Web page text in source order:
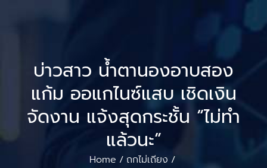
บ่าวสาว น้ำตานองอาบสอง
แก้ม ออแกไนซ์แสบ เชิดเงิน
จัดงาน แจ้งสุดกระชั้น “ไม่ทำ
แล้วนะ”
Home / ถกไม่เถียง /